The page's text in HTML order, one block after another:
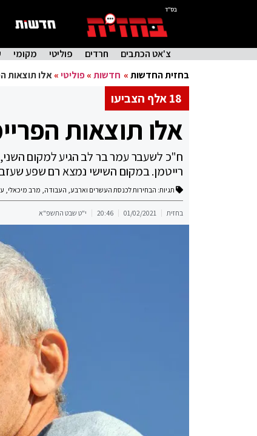
בס"ד
צ'אט הכתבים חרדים פוליטי מקומי
בחזית החדשות» חדשות»פוליטי»אלו תוצאות
18 אלף הצביעו
אלו תוצאות
ח"כ לשעבר עמר בר לב הגיע למקום
רייטמן. במקום השישי נמצא רם שפע
תגיות: הבחירות לכנסת העשרים וארבע, העבודה, מרב מיכאלי,
בחזית 01/02/2021
20:46 י"ט שבט התשפ"א